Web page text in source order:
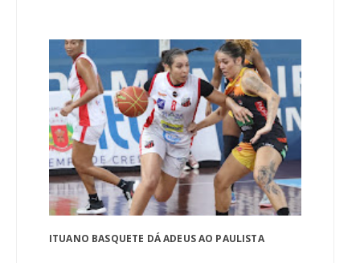
ITUANO BASQUETE DÁ ADEUS AO PAULISTA